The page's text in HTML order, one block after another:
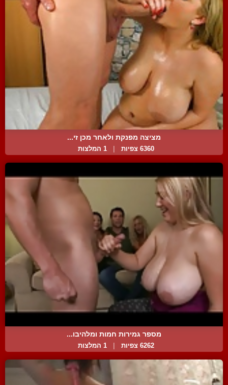
מציצה מפנקת ולאחר מכן זי...
6360 צפיות 1 המלצות
מספר גמירות חמות ומלהיבו...
6262 צפיות | 1 המלצות